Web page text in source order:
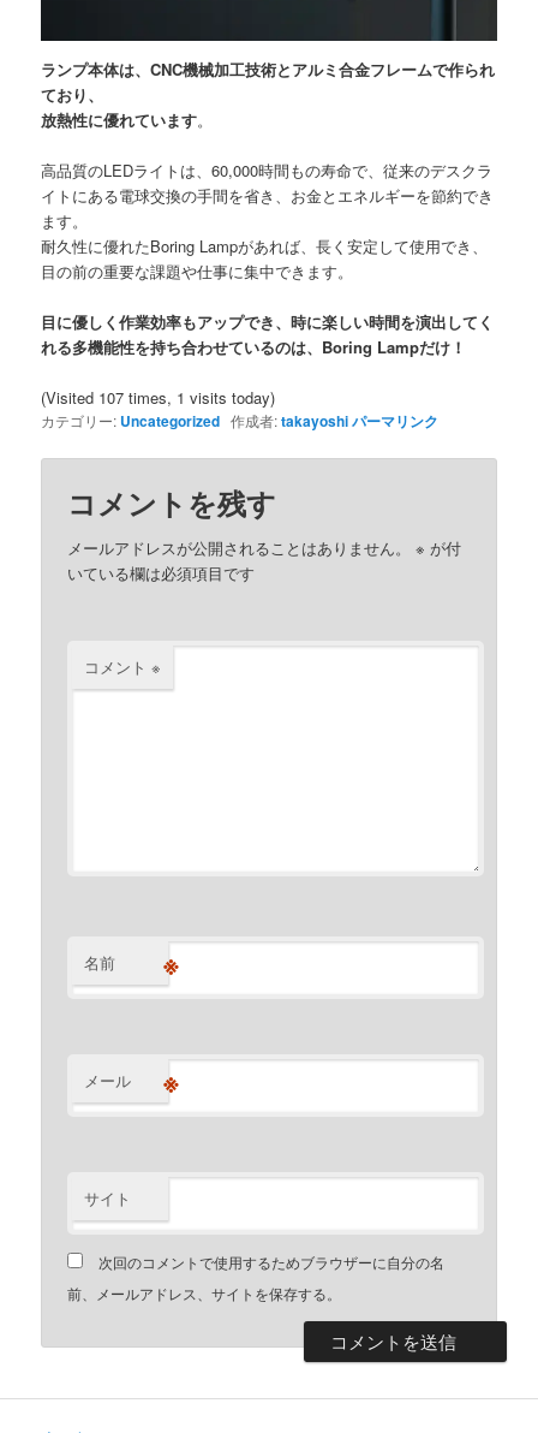
ランプ本体は、CNC機械加工技術とアルミ合金フレームで作られ
ており、
放熱性に優れています。
高品質のLEDライトは、60,000時間もの寿命で、従来のデスクラ
イトにある電球交換の手間を省き、お金とエネルギーを節約でき
ます。
耐久性に優れたBoring Lampがあれば、長く安定して使用でき、
目の前の重要な課題や仕事に集中できます。
目に優しく作業効率もアップでき、時に楽しい時間を演出してく
れる多機能性を持ち合わせているのは、Boring Lampだけ！
(Visited 107 times, 1 visits today)
カテゴリー: Uncategorized 作成者:takayoshiパーマリンク
コメントを残す
メールアドレスが公開されることはありません。 ※ が付
いている欄は必須項目です
コメント※
名前 ※
メール ※
サイト
次回のコメントで使用するためブラウザーに自分の名
前、メールアドレス、サイトを保存する。